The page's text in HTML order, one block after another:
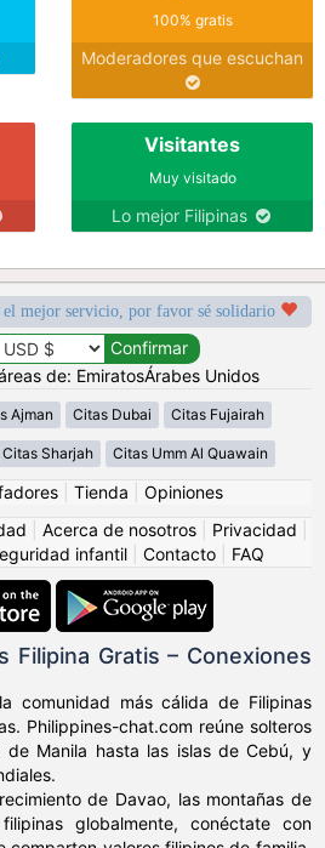
100% gratis
Moderadores que escuchan
Visitantes
Muy visitado
Lo mejor Filipinas
el mejor servicio, por favor sé solidario
de: EmiratosÁrabes Unidos
Ajman Citas Dubai Citas Fujairah
Citas Sharjah Citas Umm Al Quawain
Tienda
Opiniones
Acerca de nosotros Privacidad
infantil Contacto FAQ
Filipina Gratis – Conexiones
comunidad más cálida de Filipinas
Philippines-chat.com reúne solteros
de Manila hasta las islas de Cebú, y
de Davao, las montañas de
globalmente, conéctate con